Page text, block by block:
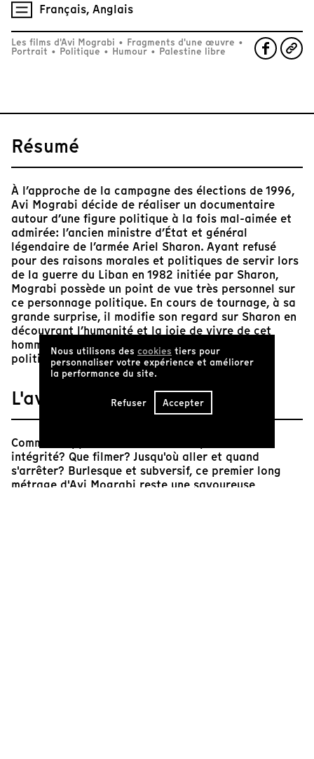
Français, Anglais
Les films d'Avi Mograbi • Fragments d'une œuvre •
Portrait • Politique • Humour • Palestine libre
Résumé
À l’approche de la campagne des élections de 1996,
Avi Mograbi décide de réaliser un documentaire
autour d’une figure politique à la fois mal-aimée et
admirée: l’ancien ministre d’État et général
légendaire de l’armée Ariel Sharon. Ayant refusé
pour des raisons morales et politiques de servir lors
de la guerre du Liban en 1982 initiée par Sharon,
Mograbi possède un point de vue très personnel sur
ce personnage politique. En cours de tournage, à sa
grande surprise, il modifie son regard sur Sharon en
découvrant l’humanité et la joie de vivre de cet
homme, bien cachées derrière l’atrocité de ses
politiques.
L'avis de Tënk
Comment approcher l'ennemi sans perdre son
intégrité? Que filmer? Jusqu'où aller et quand
s'arrêter? Burlesque et subversif, ce premier long
métrage d'Avi Mograbi reste une savoureuse
Nous utilisons des cookies tiers pour
personnaliser votre expérience et améliorer
la performance du site.
Refuser Accepter